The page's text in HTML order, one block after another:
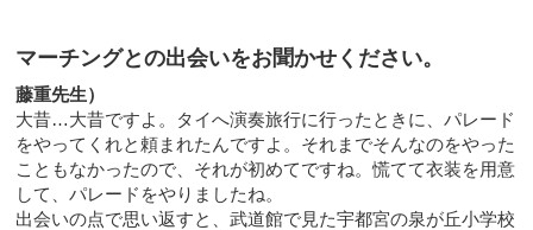
マーチングとの出会いをお聞かせください。
藤重先生）
大昔…大昔ですよ。タイへ演奏旅行に行ったときに、パレード
をやってくれと頼まれたんですよ。それまでそんなのをやった
こともなかったので、それが初めてですね。慌てて衣装を用意
して、パレードをやりましたね。
出会いの点で思い返すと、武道館で見た宇都宮の泉が丘小学校